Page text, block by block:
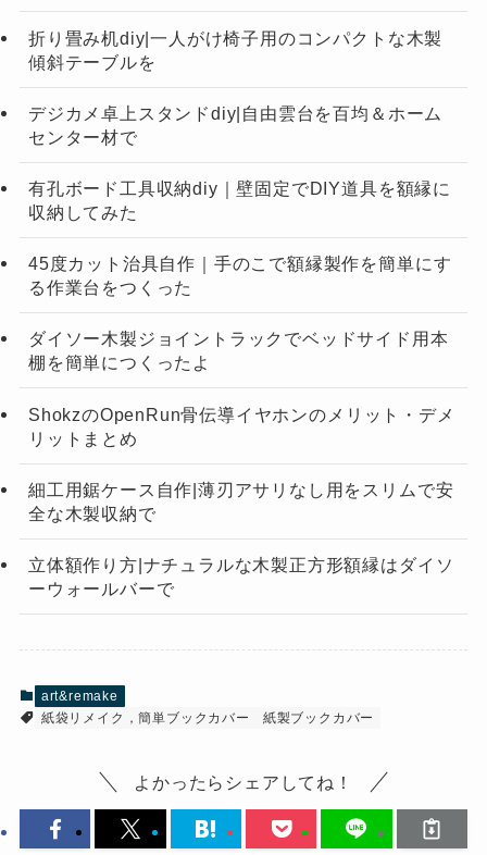
折り畳み机diy|一人がけ椅子用のコンパクトな木製
傾斜テーブルを
デジカメ卓上スタンドdiy|自由雲台を百均＆ホーム
センター材で
有孔ボード工具収納diy｜壁固定でDIY道具を額縁に
収納してみた
45度カット治具自作｜手のこで額縁製作を簡単にす
る作業台をつくった
ダイソー木製ジョイントラックでベッドサイド用本
棚を簡単につくったよ
ShokzのOpenRun骨伝導イヤホンのメリット・デメ
リットまとめ
細工用鋸ケース自作|薄刃アサリなし用をスリムで安
全な木製収納で
立体額作り方|ナチュラルな木製正方形額縁はダイソ
ーウォールバーで
art&remake
紙袋リメイク，簡単ブックカバー
紙製ブックカバー
よかったらシェアしてね！